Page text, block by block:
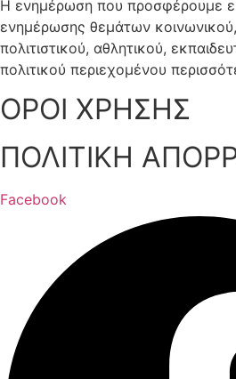
Η ενημέρωση που προσφέρουμε
ενημέρωσης θεμάτων
πολιτιστικού, αθλητικού,
πολιτικού περιεχομένου
ΟΡΟΙ ΧΡΗΣΗΣ
ΠΟΛΙΤΙΚΗ
Facebook